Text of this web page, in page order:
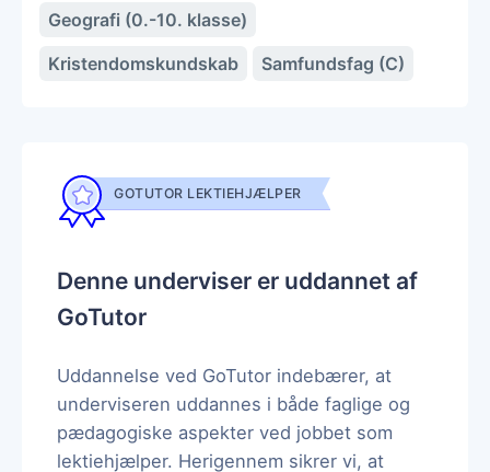
Geografi (0.-10. klasse)
Kristendomskundskab
Samfundsfag (C)
GOTUTOR LEKTIEHJÆLPER
Denne underviser er uddannet af
GoTutor
Uddannelse ved GoTutor indebærer, at
underviseren uddannes i både faglige og
pædagogiske aspekter ved jobbet som
lektiehjælper. Herigennem sikrer vi, at